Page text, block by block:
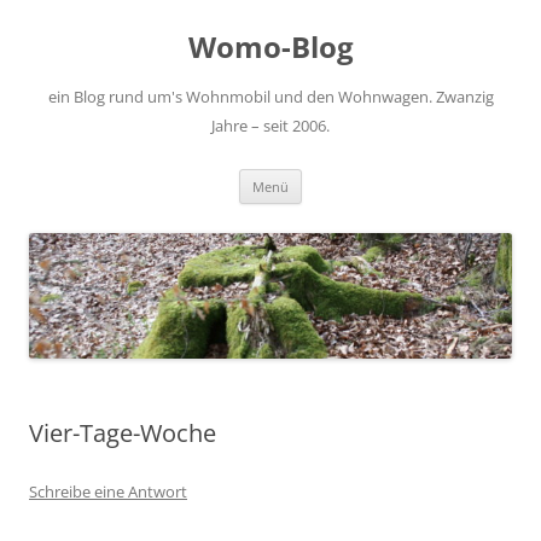
Womo-Blog
ein Blog rund um's Wohnmobil und den Wohnwagen. Zwanzig
Jahre – seit 2006.
Menü
Vier-Tage-Woche
Schreibe eine Antwort